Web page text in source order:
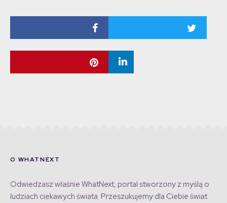
O WHATNEXT
Odwiedzasz właśnie WhatNext, portal stworzony z myślą o
ludziach ciekawych świata. Przeszukujemy dla Ciebie świat